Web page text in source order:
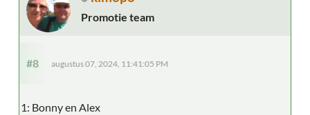
Promotie team
#8 augustus 07, 2024, 11:41:05 PM
1: Bonny en Alex